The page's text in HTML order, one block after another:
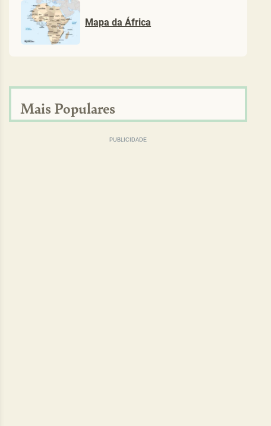
Mapa da África
Mais Populares